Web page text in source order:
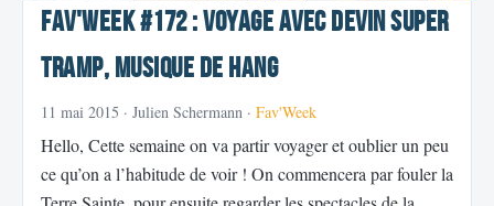
Fav'week #172 : Voyage avec Devin Super
Tramp, Musique de Hang
11 mai 2015 · Julien Schermann · Fav'Week
Hello, Cette semaine on va partir voyager et oublier un peu
ce qu’on a l’habitude de voir ! On commencera par fouler la